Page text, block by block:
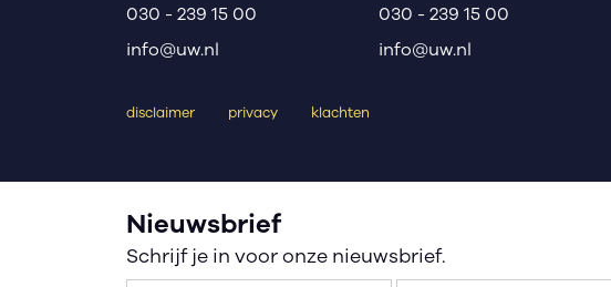
030 - 239 15 00
info@uw.nl
030 - 239 15 00
info@uw.nl
disclaimer privacy klachten
Nieuwsbrief
Schrijf je in voor onze nieuwsbrief.